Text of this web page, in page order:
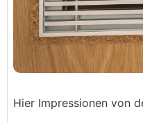
Hier Impressionen von